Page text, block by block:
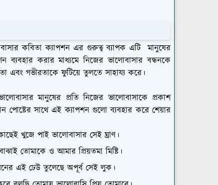
কবিতা ক্যাপশন এর গুরুত্ব ব্যাপক এটি মানুষের
করার মাধ্যমে নিজের ভালোবাসার বন্ধনকে
এবং গভীরতাকে ফুটিয়ে তুলতে সাহায্য করে।
মানুষের প্রতি নিজের ভালোবাসাকে প্রকাশ
সাথে এই ক্যাপশন গুলো ব্যবহার করে শেয়ার
খুজে পাই ভালোবাসার সেই ঘ্রাণ।
তোমাকে ও আমার প্রিয়তমা মিষ্টি।
এই ঢেউ তুলেছে অপূর্ব সেই লুক।